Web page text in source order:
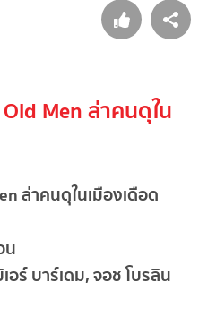
Men ล่าคนดุใน
ล่าคนดุในเมืองเดือด
น
อร์ บาร์เดม, จอช โบรลิน